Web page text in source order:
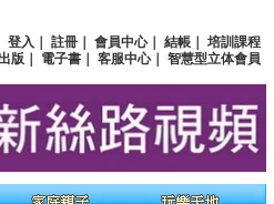
登入 註冊 會員中心｜ 結帳
培訓課程
版 電子書 客服中心｜ 智慧型立体會員